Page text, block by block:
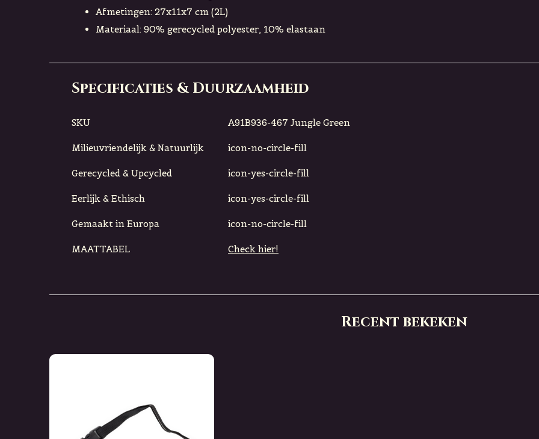
Afmetingen: 27x11x7 cm (2L)
Materiaal: 90% gerecycled polyester, 10% elastaan
Specificaties & Duurzaamheid
SKU A91B936-467 Jungle Green
Milieuvriendelijk & Natuurlijk icon-no-circle-fill
Gerecycled & Upcycled icon-yes-circle-fill
Eerlijk & Ethisch icon-yes-circle-fill
Gemaakt in Europa icon-no-circle-fill
MAATTABEL Check hier!
Recent bekeken